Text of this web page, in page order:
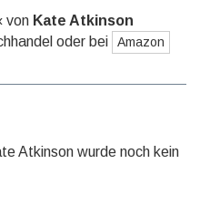
von Kate Atkinson
oder bei
Amazon
Atkinson wurde noch kein